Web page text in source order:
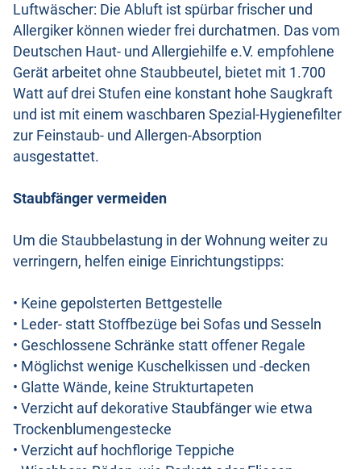
Luftwäscher: Die Abluft ist spürbar frischer und
Allergiker können wieder frei durchatmen. Das vom
Deutschen Haut- und Allergiehilfe e.V. empfohlene
Gerät arbeitet ohne Staubbeutel, bietet mit 1.700
Watt auf drei Stufen eine konstant hohe Saugkraft
und ist mit einem waschbaren Spezial-Hygienefilter
zur Feinstaub- und Allergen-Absorption
ausgestattet.
Staubfänger vermeiden
Um die Staubbelastung in der Wohnung weiter zu
verringern, helfen einige Einrichtungstipps:
• Keine gepolsterten Bettgestelle
• Leder- statt Stoffbezüge bei Sofas und Sesseln
• Geschlossene Schränke statt offener Regale
• Möglichst wenige Kuschelkissen und -decken
• Glatte Wände, keine Strukturtapeten
• Verzicht auf dekorative Staubfänger wie etwa
Trockenblumengestecke
• Verzicht auf hochflorige Teppiche